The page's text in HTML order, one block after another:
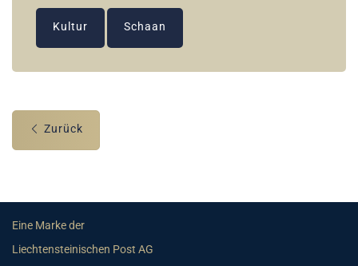
Kultur Schaan
Zurück
Eine Marke der
Liechtensteinischen Post AG